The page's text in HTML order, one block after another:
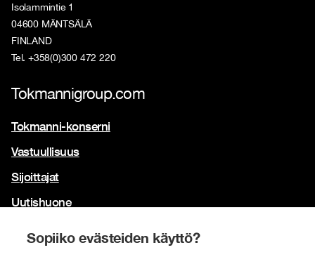
Sopiiko evästeiden käyttö?
Isolammintie 1
04600 MÄNTSÄLÄ
FINLAND
Tel. +358(0)300 472 220
Tokmannigroup.com
Tokmanni-konserni
Vastuullisuus
Sijoittajat
Uutishuone
Brändimme